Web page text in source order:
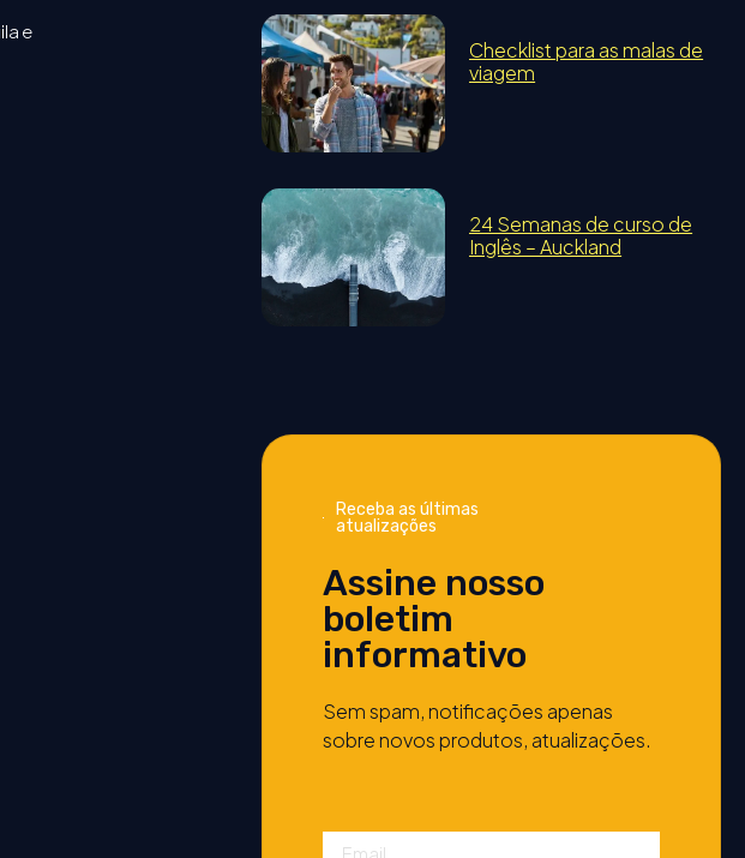
e
Checklist para as malas de
viagem
24 Semanas de curso de
Inglês – Auckland
Receba as últimas
atualizações
Assine nosso
boletim
informativo
Sem spam, notificações apenas
sobre novos produtos, atualizações.